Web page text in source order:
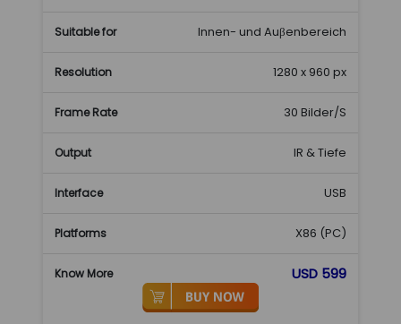
Innen- und Auβenbereich
1280 x 960 px
30 Bilder/S
IR & Tiefe
USB
X86 (PC)
USD 599